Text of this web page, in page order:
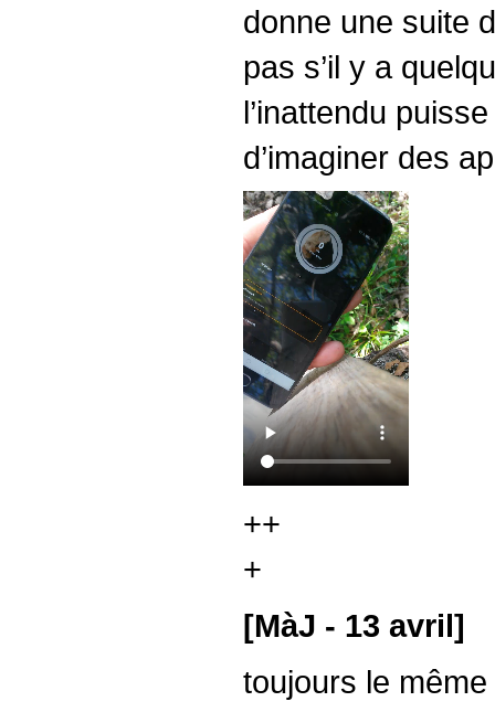
donne une suite
pas s’il y a
l’inattendu
d’imaginer des
++
+
[MàJ - 13 avril]
toujours le